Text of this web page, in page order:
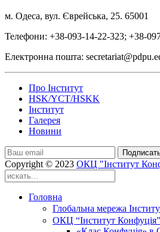
м. Одеса, вул. Єврейська, 25. 65001
Телефони: +38-093-14-22-323; +38-
Електронна пошта:
Про Інститут
HSK/YCT/HSKK
Інститут
Галерея
Новини
Copyright © 2023 ОКЦ "Інститут
Головна
Глобальна мережа
ОКЦ “Інститут